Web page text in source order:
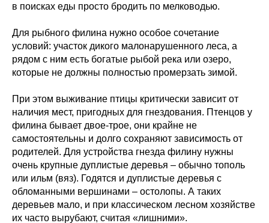
в поисках еды просто бродить по мелководью.
Для рыбного филина нужно особое сочетание
условий: участок дикого малонарушенного леса, а
рядом с ним есть богатые рыбой река или озеро,
которые не должны полностью промерзать зимой.
При этом выживание птицы критически зависит от
наличия мест, пригодных для гнездования. Птенцов у
филина бывает двое-трое, они крайне не
самостоятельны и долго сохраняют зависимость от
родителей. Для устройства гнезда филину нужны
очень крупные дуплистые деревья – обычно тополь
или ильм (вяз). Годятся и дуплистые деревья с
обломанными вершинами – остолопы. А таких
деревьев мало, и при классическом лесном хозяйстве
их часто вырубают, считая «лишними».